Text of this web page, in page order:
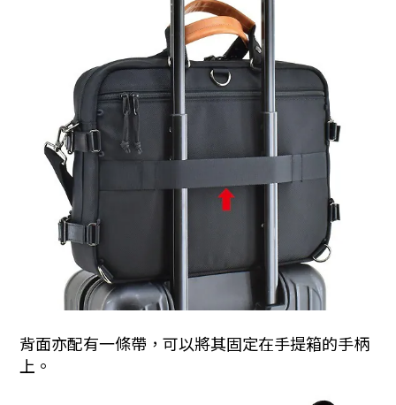
背面亦配有一條帶，可以將其固定在手提箱的手柄
上。